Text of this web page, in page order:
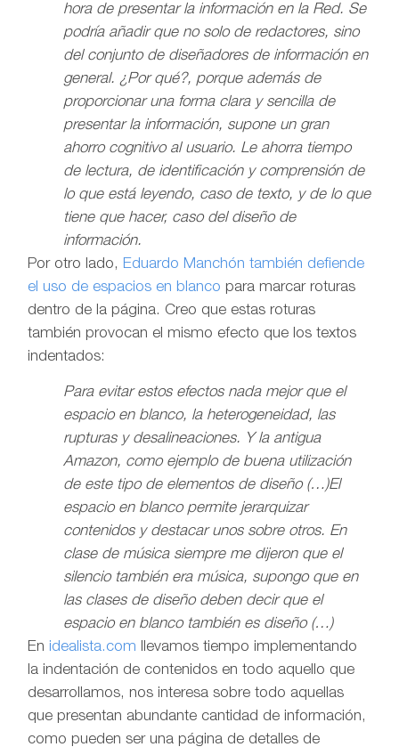
hora de presentar la información en la Red. Se
podría añadir que no solo de redactores, sino
del conjunto de diseñadores de información en
general. ¿Por qué?, porque además de
proporcionar una forma clara y sencilla de
presentar la información, supone un gran
ahorro cognitivo al usuario. Le ahorra tiempo
de lectura, de identificación y comprensión de
lo que está leyendo, caso de texto, y de lo que
tiene que hacer, caso del diseño de
información.
Por otro lado, Eduardo Manchón también defiende
el uso de espacios en blanco para marcar roturas
dentro de la página. Creo que estas roturas
también provocan el mismo efecto que los textos
indentados:
Para evitar estos efectos nada mejor que el
espacio en blanco, la heterogeneidad, las
rupturas y desalineaciones. Y la antigua
Amazon, como ejemplo de buena utilización
de este tipo de elementos de diseño (…)El
espacio en blanco permite jerarquizar
contenidos y destacar unos sobre otros. En
clase de música siempre me dijeron que el
silencio también era música, supongo que en
las clases de diseño deben decir que el
espacio en blanco también es diseño (…)
En idealista.com llevamos tiempo implementando
la indentación de contenidos en todo aquello que
desarrollamos, nos interesa sobre todo aquellas
que presentan abundante cantidad de información,
como pueden ser una página de detalles de